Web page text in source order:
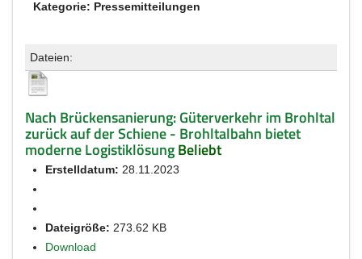
Kategorie: Pressemitteilungen
Dateien:
Nach Brückensanierung: Güterverkehr im Brohltal
zurück auf der Schiene - Brohltalbahn bietet
moderne LogistiklösungBeliebt
Erstelldatum: 28.11.2023
Dateigröße: 273.62 KB
Download